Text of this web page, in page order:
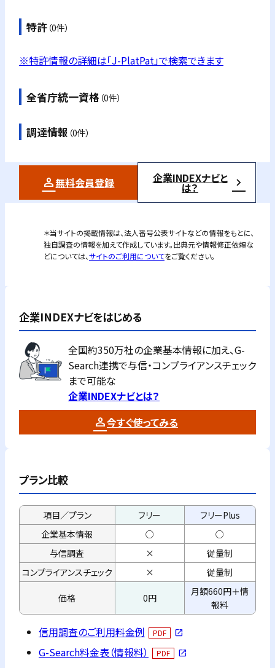
特許（0件）
※特許情報の詳細は「J-PlatPat」で検索できます
全省庁統一資格（0件）
調達情報 （0件）
無料会員登録 企業INDEXナビと
は？
＊当サイトの掲載情報は、法人番号公表サイトなどの情報をもとに、
独自調査の情報を加えて作成しています。出典元や情報修正依頼な
どについては、サイトのご利用についてをご覧ください。
企業INDEXナビをはじめる
全国約350万社の企業基本情報に加え、G-
Search連携で与信・コンプライアンスチェック
まで可能な
企業INDEXナビとは？
今すぐ使ってみる
プラン比較
項目／プラン フリー
フリーPlus
企業基本情報
○
○
与信調査
×
従量制
コンプライアンスチェック × 従量制
価格 0円
月額660円＋情
報料
信用調査のご利用料金例 PDF open_in_new
G-Search料金表（情報料） PDF open_in_new